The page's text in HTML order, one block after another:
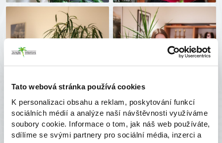
Tato webová stránka používá cookies
K personalizaci obsahu a reklam, poskytování funkcí
sociálních médií a analýze naší návštěvnosti využíváme
soubory cookie. Informace o tom, jak náš web používáte,
sdílíme se svými partnery pro sociální média, inzerci a